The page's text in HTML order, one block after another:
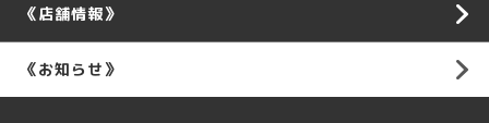
《店舗情報》
《お知らせ》